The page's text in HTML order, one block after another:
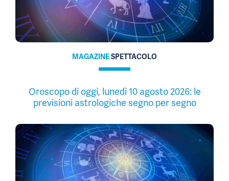
MAGAZINESPETTACOLO
Oroscopo di oggi, lunedì 10 agosto 2026: le
previsioni astrologiche segno per segno